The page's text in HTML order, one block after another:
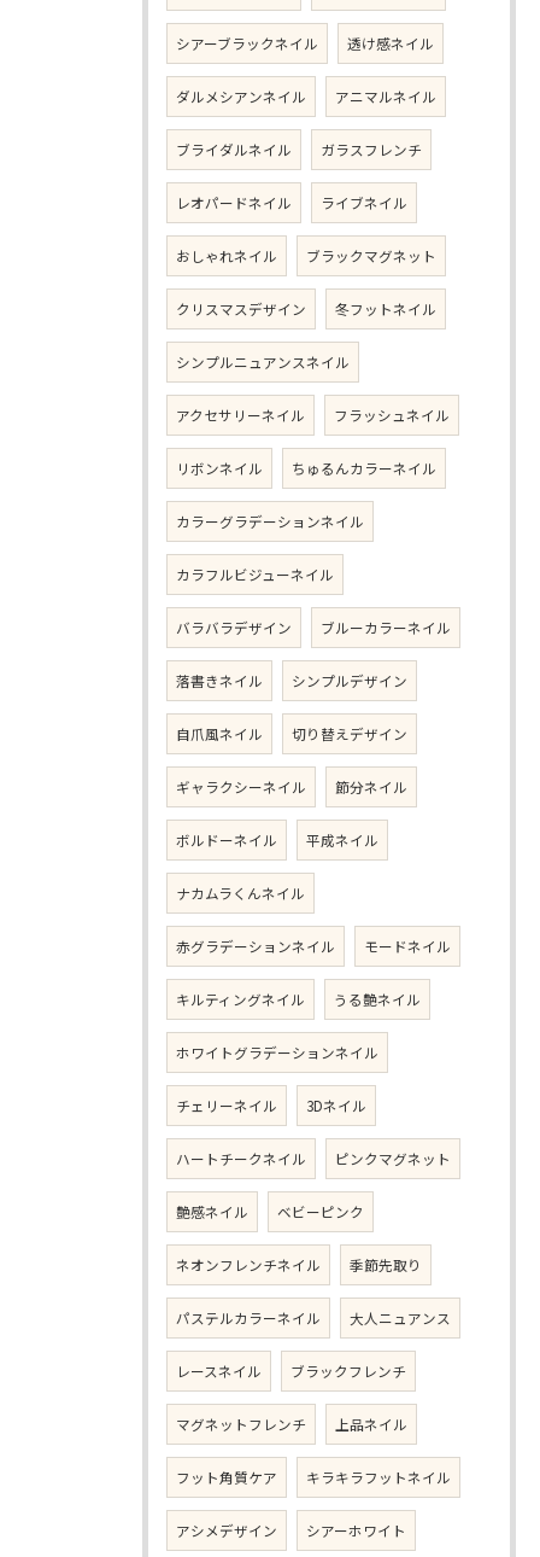
シアーブラックネイル 透け感ネイル
ダルメシアンネイル アニマルネイル
ブライダルネイル ガラスフレンチ
レオパードネイル ライブネイル
おしゃれネイル ブラックマグネット
クリスマスデザイン 冬フットネイル
シンプルニュアンスネイル
アクセサリーネイル フラッシュネイル
リボンネイル ちゅるんカラーネイル
カラーグラデーションネイル
カラフルビジューネイル
バラバラデザイン ブルーカラーネイル
落書きネイル シンプルデザイン
自爪風ネイル 切り替えデザイン
ギャラクシーネイル 節分ネイル
ボルドーネイル 平成ネイル
ナカムラくんネイル
赤グラデーションネイル モードネイル
キルティングネイル うる艶ネイル
ホワイトグラデーションネイル
チェリーネイル 3Dネイル
ハートチークネイル ピンクマグネット
艶感ネイル ベビーピンク
ネオンフレンチネイル 季節先取り
パステルカラーネイル 大人ニュアンス
レースネイル ブラックフレンチ
マグネットフレンチ 上品ネイル
フット角質ケア キラキラフットネイル
アシメデザイン シアーホワイト